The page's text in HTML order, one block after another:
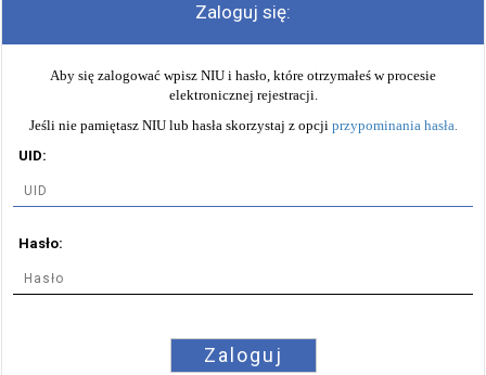
Zaloguj się:
Aby się zalogować wpisz NIU i hasło, które otrzymałeś w procesie
elektronicznej rejestracji.
Jeśli nie pamiętasz NIU lub hasła skorzystaj z opcji przypominania hasła.
UID:
Hasło:
Zaloguj